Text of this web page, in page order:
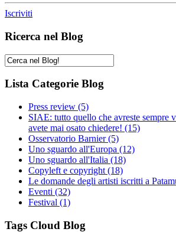
Iscriviti
Ricerca nel Blog
Lista Categorie Blog
Press review (5)
SIAE: tutto quello che avreste sempre
avete mai osato chiedere! (15)
Osservatorio Barnier(5)
Uno sguardo all'Europa (12)
Uno sguardo all'Italia (18)
Copyleft e copyright (18)
Le domande degli artisti iscritti a
Eventi (32)
Festival (1)
Tags Cloud Blog